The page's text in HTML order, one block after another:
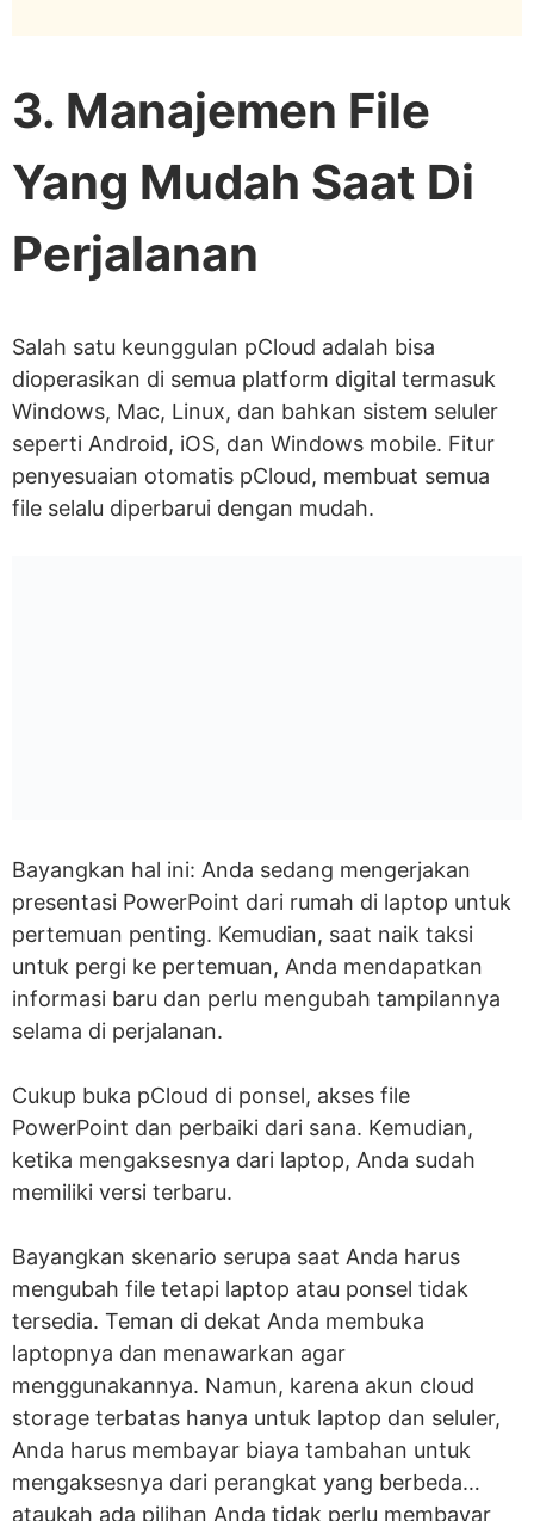
3. Manajemen File
Yang Mudah Saat Di
Perjalanan
Salah satu keunggulan pCloud adalah bisa
dioperasikan di semua platform digital termasuk
Windows, Mac, Linux, dan bahkan sistem seluler
seperti Android, iOS, dan Windows mobile. Fitur
penyesuaian otomatis pCloud, membuat semua
file selalu diperbarui dengan mudah.
Bayangkan hal ini: Anda sedang mengerjakan
presentasi PowerPoint dari rumah di laptop untuk
pertemuan penting. Kemudian, saat naik taksi
untuk pergi ke pertemuan, Anda mendapatkan
informasi baru dan perlu mengubah tampilannya
selama di perjalanan.
Cukup buka pCloud di ponsel, akses file
PowerPoint dan perbaiki dari sana. Kemudian,
ketika mengaksesnya dari laptop, Anda sudah
memiliki versi terbaru.
Bayangkan skenario serupa saat Anda harus
mengubah file tetapi laptop atau ponsel tidak
tersedia. Teman di dekat Anda membuka
laptopnya dan menawarkan agar
menggunakannya. Namun, karena akun cloud
storage terbatas hanya untuk laptop dan seluler,
Anda harus membayar biaya tambahan untuk
mengaksesnya dari perangkat yang berbeda…
ataukah ada pilihan Anda tidak perlu membayar